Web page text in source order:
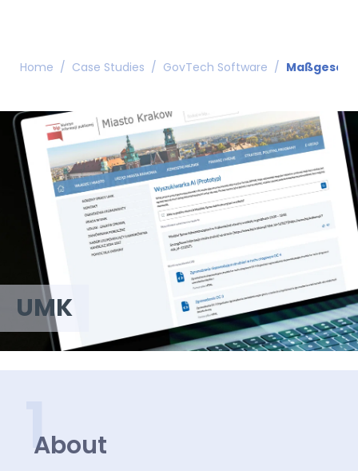
Home / Case Studies / GovTech Software /
UMK
1
About